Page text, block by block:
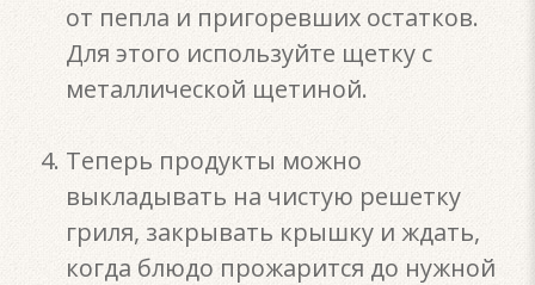
от пепла и пригоревших остатков.
Для этого используйте щетку с
металлической щетиной.
Теперь продукты можно
выкладывать на чистую решетку
гриля, закрывать крышку и ждать,
когда блюдо прожарится до нужной